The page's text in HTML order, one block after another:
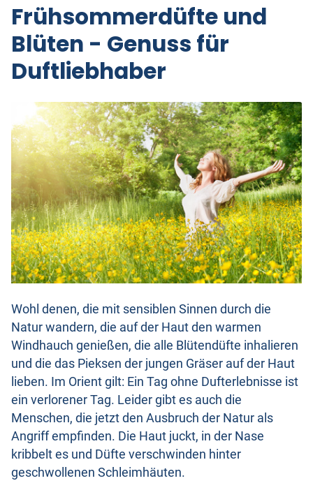
Frühsommerdüfte und
Blüten - Genuss für
Duftliebhaber
Wohl denen, die mit sensiblen Sinnen durch die
Natur wandern, die auf der Haut den warmen
Windhauch genießen, die alle Blütendüfte inhalieren
und die das Pieksen der jungen Gräser auf der Haut
lieben. Im Orient gilt: Ein Tag ohne Dufterlebnisse ist
ein verlorener Tag. Leider gibt es auch die
Menschen, die jetzt den Ausbruch der Natur als
Angriff empfinden. Die Haut juckt, in der Nase
kribbelt es und Düfte verschwinden hinter
geschwollenen Schleimhäuten.